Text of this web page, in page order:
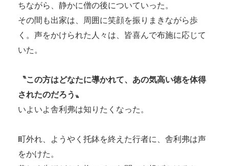
ちながら、静かに僧の後についていった。
その間も出家は、周囲に笑顔を振りまきながら歩
く。声をかけられた人々は、皆喜んで布施に応じて
いた。
〝この方はどなたに導かれて、あの気高い徳を体得
されたのだろう〟
いよいよ舎利弗は知りたくなった。
町外れ、ようやく托鉢を終えた行者に、舎利弗は声
をかけた。